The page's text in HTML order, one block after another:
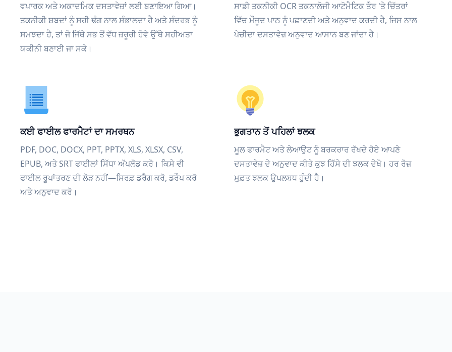
ਵਪਾਰਕ ਅਤੇ ਅਕਾਦਮਿਕ ਦਸਤਾਵੇਜ਼ਾਂ ਲਈ ਬਣਾਇਆ ਗਿਆ।
ਤਕਨੀਕੀ ਸ਼ਬਦਾਂ ਨੂੰ ਸਹੀ ਢੰਗ ਨਾਲ ਸੰਭਾਲਦਾ ਹੈ ਅਤੇ ਸੰਦਰਭ ਨੂੰ
ਸਮਝਦਾ ਹੈ, ਤਾਂ ਜੋ ਜਿੱਥੇ ਸਭ ਤੋਂ ਵੱਧ ਜ਼ਰੂਰੀ ਹੋਵੇ ਉੱਥੇ ਸਹੀਅਤਾ
ਯਕੀਨੀ ਬਣਾਈ ਜਾ ਸਕੇ।
ਸਾਡੀ ਤਕਨੀਕੀ OCR ਤਕਨਾਲੋਜੀ ਆਟੋਮੈਟਿਕ ਤੌਰ 'ਤੇ ਚਿੱਤਰਾਂ
ਵਿੱਚ ਮੌਜੂਦ ਪਾਠ ਨੂੰ ਪਛਾਣਦੀ ਅਤੇ ਅਨੁਵਾਦ ਕਰਦੀ ਹੈ, ਜਿਸ ਨਾਲ
ਪੇਚੀਦਾ ਦਸਤਾਵੇਜ਼ ਅਨੁਵਾਦ ਆਸਾਨ ਬਣ ਜਾਂਦਾ ਹੈ।
ਕਈ ਫਾਈਲ ਫਾਰਮੈਟਾਂ ਦਾ ਸਮਰਥਨ
PDF, DOC, DOCX, PPT, PPTX, XLS, XLSX, CSV,
EPUB, ਅਤੇ SRT ਫਾਈਲਾਂ ਸਿੱਧਾ ਅੱਪਲੋਡ ਕਰੋ। ਕਿਸੇ ਵੀ
ਫਾਈਲ ਰੂਪਾਂਤਰਣ ਦੀ ਲੋੜ ਨਹੀਂ—ਸਿਰਫ਼ ਡਰੈਗ ਕਰੋ, ਡਰੌਪ ਕਰੋ
ਅਤੇ ਅਨੁਵਾਦ ਕਰੋ।
ਭੁਗਤਾਨ ਤੋਂ ਪਹਿਲਾਂ ਝਲਕ
ਮੂਲ ਫਾਰਮੈਟ ਅਤੇ ਲੇਆਉਟ ਨੂੰ ਬਰਕਰਾਰ ਰੱਖਦੇ ਹੋਏ ਆਪਣੇ
ਦਸਤਾਵੇਜ਼ ਦੇ ਅਨੁਵਾਦ ਕੀਤੇ ਕੁਝ ਹਿੱਸੇ ਦੀ ਝਲਕ ਦੇਖੋ। ਹਰ ਰੋਜ਼
ਮੁਫ਼ਤ ਝਲਕ ਉਪਲਬਧ ਹੁੰਦੀ ਹੈ।